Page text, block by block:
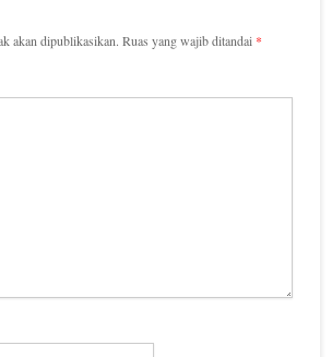
akan dipublikasikan. Ruas yang wajib ditandai *